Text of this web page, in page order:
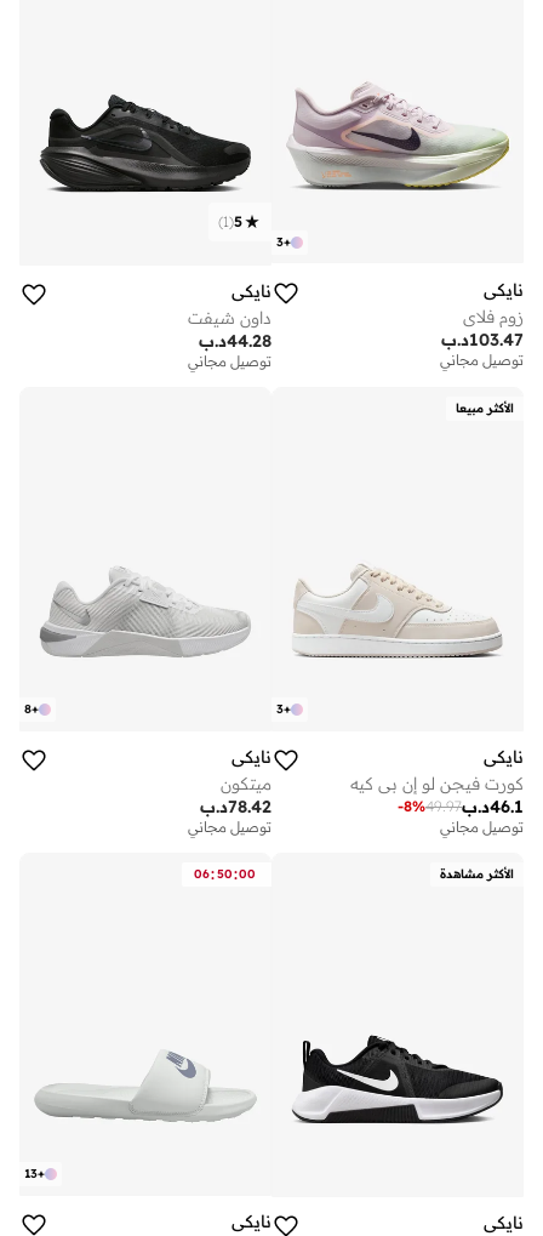
+
3
نايكي
زوم فلاي
د.ب103.47
توصيل مجاني
5
(
1
)
نايكي
داون شيفت
د.ب44.28
توصيل مجاني
الأكثر مبيعا
+
3
نايكي
كورت فيجن لو إن بي كيه
د.ب46.1
49.97
-8%
توصيل مجاني
+
8
نايكي
ميتكون
د.ب78.42
توصيل مجاني
الأكثر مشاهدة
نايكي
06:50:00
+
13
نايكي